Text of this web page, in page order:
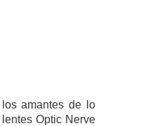
amantes de lo
Optic Nerve